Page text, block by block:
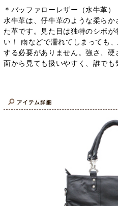
＊バッファローレザー（水牛革）
水牛革は、仔牛革のような柔らか
た革です。見た目は独特のシボ
い！ 雨などで濡れてしまっても
する必要がありません。強さ、
面から見ても扱いやすく、誰でも